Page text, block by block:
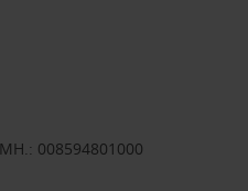
008594801000